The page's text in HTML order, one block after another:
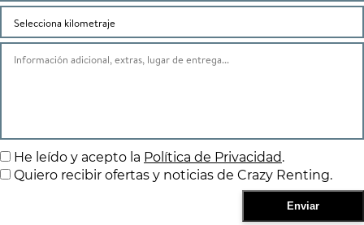
He leído y acepto la Política de Privacidad.
Quiero recibir ofertas y noticias de Crazy Renting.